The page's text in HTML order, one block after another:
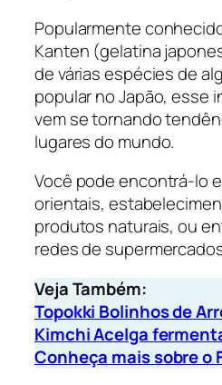
Popularmente
Kanten (gelatina
de várias espécies de
popular no Japão, esse
vem se tornando
lugares do mundo.
Você pode encontrá-lo
orientais,
produtos naturais, ou
redes de
Veja Também:
Topokki Bolinhos de
Kimchi Acelga
Conheça mais sobre o